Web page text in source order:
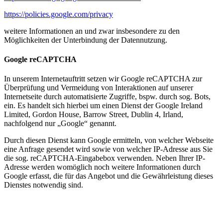
https://policies.google.com/privacy
weitere Informationen an und zwar insbesondere zu den
Möglichkeiten der Unterbindung der Datennutzung.
Google reCAPTCHA
In unserem Internetauftritt setzen wir Google reCAPTCHA zur
Überprüfung und Vermeidung von Interaktionen auf unserer
Internetseite durch automatisierte Zugriffe, bspw. durch sog. Bots,
ein. Es handelt sich hierbei um einen Dienst der Google Ireland
Limited, Gordon House, Barrow Street, Dublin 4, Irland,
nachfolgend nur „Google“ genannt.
Durch diesen Dienst kann Google ermitteln, von welcher Webseite
eine Anfrage gesendet wird sowie von welcher IP-Adresse aus Sie
die sog. reCAPTCHA-Eingabebox verwenden. Neben Ihrer IP-
Adresse werden womöglich noch weitere Informationen durch
Google erfasst, die für das Angebot und die Gewährleistung dieses
Dienstes notwendig sind.